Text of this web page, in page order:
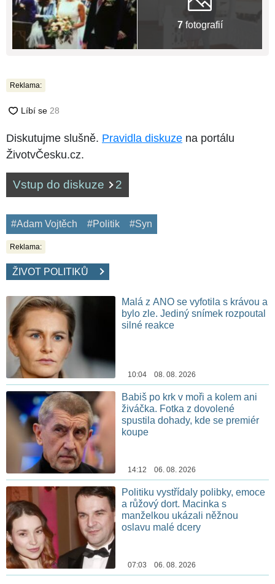
7fotografií
Reklama:
Diskutujme slušně. Pravidla diskuze na portálu
ŽivotvČesku.cz.
Vstup do diskuze 2
#Adam Vojtěch #Politik #Syn
Reklama:
ŽIVOT POLITIKŮ
Malá z ANO se vyfotila s krávou a
bylo zle. Jediný snímek rozpoutal
silné reakce
10:04 08. 08. 2026
Babiš po krk v moři a kolem ani
živáčka. Fotka z dovolené
spustila dohady, kde se premiér
koupe
14:12 06. 08. 2026
Politiku vystřídaly polibky, emoce
a růžový dort. Macinka s
manželkou ukázali něžnou
oslavu malé dcery
07:03 06. 08. 2026